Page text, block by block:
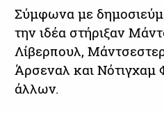
Σύμφωνα με
την ιδέα στήριξαν
Λίβερπουλ, Μάντσεστερ
Άρσεναλ και Νότιγχαμ
άλλων.